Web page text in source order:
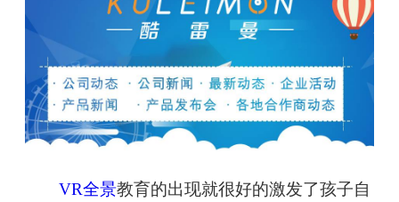
VR全景教育的出现就很好的激发了孩子自